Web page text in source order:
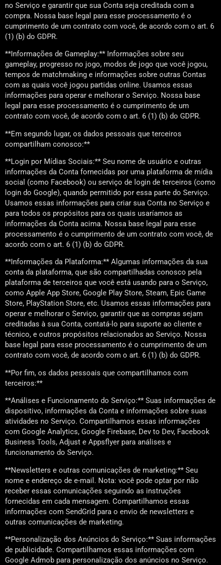
no Serviço e garantir que sua Conta seja creditada com a
compra. Nossa base legal para esse processamento é o
cumprimento de um contrato com você, de acordo com o art. 6
(1) (b) do GDPR.
**Informações de Gameplay:** Informações sobre seu
gameplay, progresso no jogo, modos de jogo que você jogou,
tempos de matchmaking e informações sobre outras Contas
com as quais você jogou partidas online. Usamos essas
informações para operar e melhorar o Serviço. Nossa base
legal para esse processamento é o cumprimento de um
contrato com você, de acordo com o art. 6 (1) (b) do GDPR.
**Em segundo lugar, os dados pessoais que terceiros
compartilham conosco:**
**Login por Mídias Sociais:** Seu nome de usuário e outras
informações da Conta fornecidas por uma plataforma de mídia
social (como Facebook) ou serviço de login de terceiros (como
login do Google), quando permitido por essa parte do Serviço.
Usamos essas informações para criar sua Conta no Serviço e
para todos os propósitos para os quais usaríamos as
informações da Conta acima. Nossa base legal para esse
processamento é o cumprimento de um contrato com você, de
acordo com o art. 6 (1) (b) do GDPR.
**Informações da Plataforma:** Algumas informações da sua
conta da plataforma, que são compartilhadas conosco pela
plataforma de terceiros que você está usando para o Serviço,
como Apple App Store, Google Play Store, Steam, Epic Game
Store, PlayStation Store, etc. Usamos essas informações para
operar e melhorar o Serviço, garantir que as compras sejam
creditadas à sua Conta, contatá-lo para suporte ao cliente e
técnico, e outros propósitos relacionados ao Serviço. Nossa
base legal para esse processamento é o cumprimento de um
contrato com você, de acordo com o art. 6 (1) (b) do GDPR.
**Por fim, os dados pessoais que compartilhamos com
terceiros:**
**Análises e Funcionamento do Serviço:** Suas informações de
dispositivo, informações da Conta e informações sobre suas
atividades no Serviço. Compartilhamos essas informações
com Google Analytics, Google Firebase, Dev to Dev, Facebook
Business Tools, Adjust e Appsflyer para análises e
funcionamento do Serviço.
**Newsletters e outras comunicações de marketing:** Seu
nome e endereço de e-mail. Nota: você pode optar por não
receber essas comunicações seguindo as instruções
fornecidas em cada mensagem. Compartilhamos essas
informações com SendGrid para o envio de newsletters e
outras comunicações de marketing.
**Personalização dos Anúncios do Serviço:** Suas informações
de publicidade. Compartilhamos essas informações com
Google Admob para personalização dos anúncios no Serviço.